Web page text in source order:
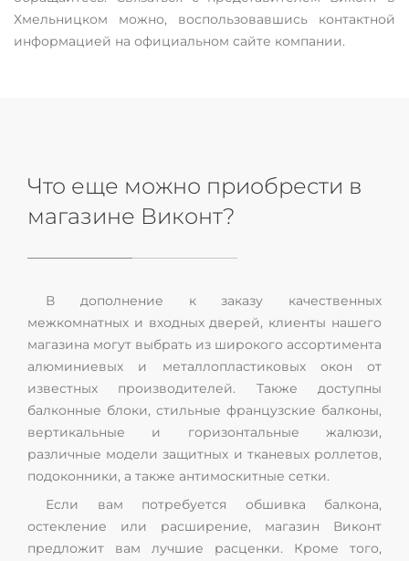
Хмельницком можно, воспользовавшись контактной
информацией на официальном сайте компании.
Что еще можно приобрести в
магазине Виконт?
В дополнение к заказу качественных
межкомнатных и входных дверей, клиенты нашего
магазина могут выбрать из широкого ассортимента
алюминиевых и металлопластиковых окон от
известных производителей. Также доступны
балконные блоки, стильные французские балконы,
вертикальные и горизонтальные жалюзи,
различные модели защитных и тканевых роллетов,
подоконники, а также антимоскитные сетки.
Если вам потребуется обшивка балкона,
остекление или расширение, магазин Виконт
предложит вам лучшие расценки. Кроме того,